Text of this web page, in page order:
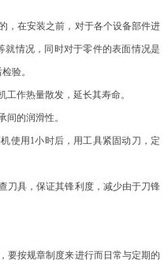
，在安装之前，对于各个设备部件进
就情况，同时对于零件的表面情况是
验。
工作热量散发，延长其寿命。
间的润滑性。
使用1小时后，用工具紧固动刀，定
刀具，保证其锋利度，减少由于刀锋
要按规章制度来进行而日常与定期的